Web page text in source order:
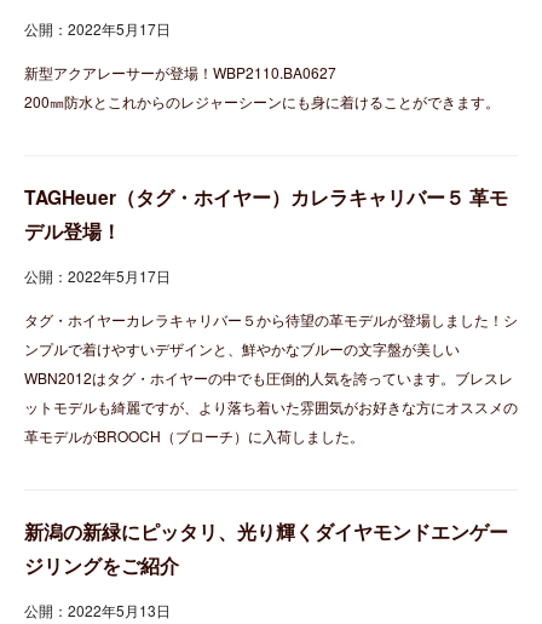
公開：2022年5月17日
新型アクアレーサーが登場！WBP2110.BA0627
200㎜防水とこれからのレジャーシーンにも身に着けることができます。
TAGHeuer（タグ・ホイヤー）カレラキャリバー５ 革モ
デル登場！
公開：2022年5月17日
タグ・ホイヤーカレラキャリバー５から待望の革モデルが登場しました！シ
ンプルで着けやすいデザインと、鮮やかなブルーの文字盤が美しい
WBN2012はタグ・ホイヤーの中でも圧倒的人気を誇っています。ブレスレ
ットモデルも綺麗ですが、より落ち着いた雰囲気がお好きな方にオススメの
革モデルがBROOCH（ブローチ）に入荷しました。
新潟の新緑にピッタリ、光り輝くダイヤモンドエンゲー
ジリングをご紹介
公開：2022年5月13日